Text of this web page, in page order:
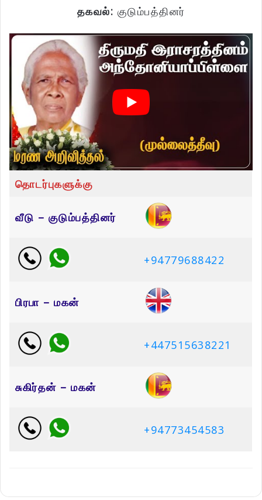
தகவல்: குடும்பத்தினர்
தொடர்புகளுக்கு
வீடு – குடும்பத்தினர்
+94779688422
பிரபா – மகன்
+447515638221
சுகிர்தன் – மகன்
+94773454583